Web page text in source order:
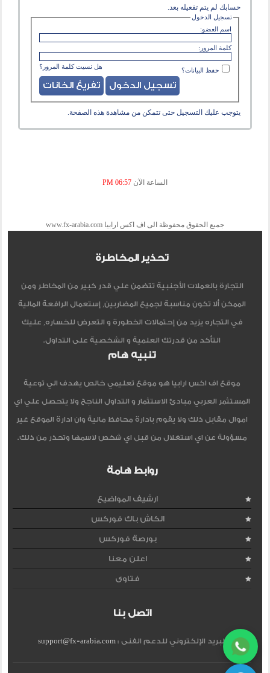
حسابك لم يتم تفعيله بعد.
تسجيل الدخول
اسم العضو:
كلمة المرور:
هل نسيت كلمة المرور؟ حفظ البيانات؟
يتوجب عليك التسجيل حتى تتمكن من مشاهدة هذه الصفحة.
الساعة الآن 06:57 PM
جميع الحقوق محفوظة الى اف اكس ارابيا www.fx-arabia.com
تحذير المخاطرة
التجارة بالعملات الأجنبية تتضمن علي قدر كبير من المخاطر ومن
الممكن ألا تكون مناسبة لجميع المضاربين, إستعمال الرافعة المالية
في التجاره يزيد من إحتمالات الخطورة و التعرض للخساره, عليك
التأكد من قدرتك العلمية و الشخصية على التداول.
تنبيه هام
موقع اف اكس ارابيا هو موقع تعليمي خالص يهدف الي توعية
المستثمر العربي مبادئ الاستثمار و التداول الناجح ولا يتحصل علي اي
اموال مقابل ذلك ولا يقوم بادارة محافظ مالية وان ادارة الموقع غير
مسؤولة عن اي استغلال من قبل اي شخص لاسمها وتحذر من ذلك.
روابط هامة
ارشيف المواضيع
الكاش باك فوركس
بورصة فوركس
اعلن معنا
فتاوى
اتصل بنا
البريد الإلكتروني للدعم الفنى :support@fx-arabia.com